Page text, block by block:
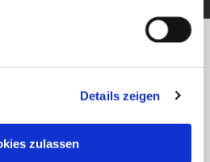
Details zeigen
zulassen
AUFINSTAGRAM